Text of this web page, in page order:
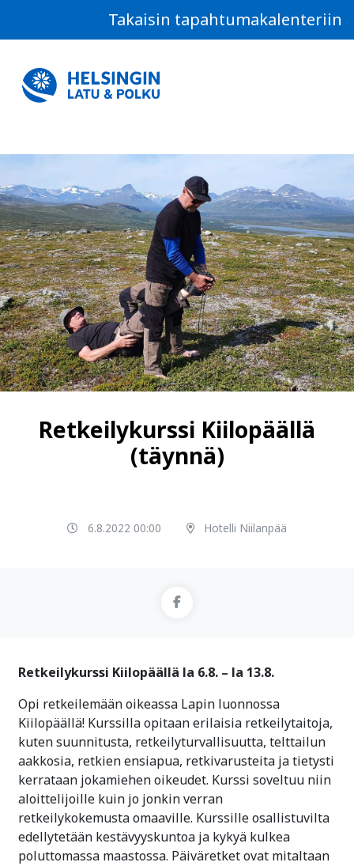
Takaisin tapahtumakalenteriin
Retkeilykurssi Kiilopäällä
(täynnä)
6.8.2022 00:00 Hotelli Niilanpää
Retkeilykurssi Kiilopäällä la 6.8. – la 13.8.
Opi retkeilemään oikeassa Lapin luonnossa
Kiilopäällä! Kurssilla opitaan erilaisia retkeilytaitoja,
kuten suunnitusta, retkeilyturvallisuutta, telttailun
aakkosia, retkien ensiapua, retkivarusteita ja tietysti
kerrataan jokamiehen oikeudet. Kurssi soveltuu niin
aloittelijoille kuin jo jonkin verran
retkeilykokemusta omaaville. Kurssille osallistuvilta
edellytetään kestävyyskuntoa ja kykyä kulkea
poluttomassa maastossa. Päiväretket ovat mitaltaan